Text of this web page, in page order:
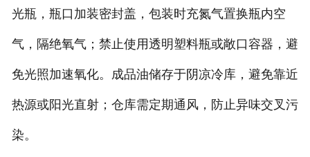
光瓶，瓶口加装密封盖，包装时充氮气置换瓶内空
气，隔绝氧气；禁止使用透明塑料瓶或敞口容器，避
免光照加速氧化。成品油储存于阴凉冷库，避免靠近
热源或阳光直射；仓库需定期通风，防止异味交叉污
染。